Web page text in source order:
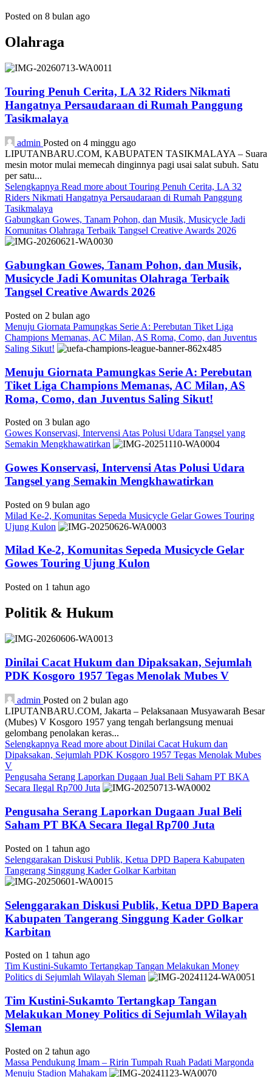
Posted on 8 bulan ago
Olahraga
Touring Penuh Cerita, LA 32 Riders Nikmati
Hangatnya Persaudaraan di Rumah Panggung
Tasikmalaya
admin Posted on 4 minggu ago
LIPUTANBARU.COM, KABUPATEN TASIKMALAYA – Suara
mesin motor mulai memecah dinginnya pagi usai salat subuh. Satu
per satu...
Selengkapnya Read more about Touring Penuh Cerita, LA 32
Riders Nikmati Hangatnya Persaudaraan di Rumah Panggung
Tasikmalaya
Gabungkan Gowes, Tanam Pohon, dan Musik, Musicycle Jadi
Komunitas Olahraga Terbaik Tangsel Creative Awards 2026
Gabungkan Gowes, Tanam Pohon, dan Musik,
Musicycle Jadi Komunitas Olahraga Terbaik
Tangsel Creative Awards 2026
Posted on 2 bulan ago
Menuju Giornata Pamungkas Serie A: Perebutan Tiket Liga
Champions Memanas, AC Milan, AS Roma, Como, dan Juventus
Saling Sikut!
Menuju Giornata Pamungkas Serie A: Perebutan
Tiket Liga Champions Memanas, AC Milan, AS
Roma, Como, dan Juventus Saling Sikut!
Posted on 3 bulan ago
Gowes Konservasi, Intervensi Atas Polusi Udara Tangsel yang
Semakin Mengkhawatirkan
Gowes Konservasi, Intervensi Atas Polusi Udara
Tangsel yang Semakin Mengkhawatirkan
Posted on 9 bulan ago
Milad Ke-2, Komunitas Sepeda Musicycle Gelar Gowes Touring
Ujung Kulon
Milad Ke-2, Komunitas Sepeda Musicycle Gelar
Gowes Touring Ujung Kulon
Posted on 1 tahun ago
Politik & Hukum
Dinilai Cacat Hukum dan Dipaksakan, Sejumlah
PDK Kosgoro 1957 Tegas Menolak Mubes V
admin Posted on 2 bulan ago
LIPUTANBARU.COM, Jakarta – Pelaksanaan Musyawarah Besar
(Mubes) V Kosgoro 1957 yang tengah berlangsung menuai
gelombang penolakan keras...
Selengkapnya Read more about Dinilai Cacat Hukum dan
Dipaksakan, Sejumlah PDK Kosgoro 1957 Tegas Menolak Mubes
V
Pengusaha Serang Laporkan Dugaan Jual Beli Saham PT BKA
Secara Ilegal Rp700 Juta
Pengusaha Serang Laporkan Dugaan Jual Beli
Saham PT BKA Secara Ilegal Rp700 Juta
Posted on 1 tahun ago
Selenggarakan Diskusi Publik, Ketua DPD Bapera Kabupaten
Tangerang Singgung Kader Golkar Karbitan
Selenggarakan Diskusi Publik, Ketua DPD Bapera
Kabupaten Tangerang Singgung Kader Golkar
Karbitan
Posted on 1 tahun ago
Tim Kustini-Sukamto Tertangkap Tangan Melakukan Money
Politics di Sejumlah Wilayah Sleman
Tim Kustini-Sukamto Tertangkap Tangan
Melakukan Money Politics di Sejumlah Wilayah
Sleman
Posted on 2 tahun ago
Massa Pendukung Imam – Ririn Tumpah Ruah Padati Margonda
Menuju Stadion Mahakam